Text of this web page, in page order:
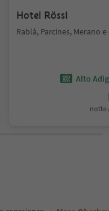
Hotel Rössl
Rablà, Parcines, Merano
Alto
notte